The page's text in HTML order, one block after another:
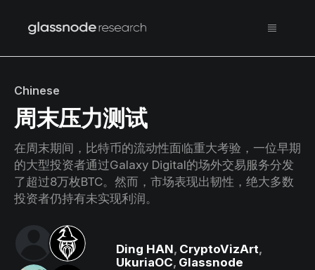
Chinese
周末压力测试
在周末期间，比特币的流动性面临重大考验，一位早期
的大型投资者通过Galaxy Digital的场外交易服务分发
了超过8万枚BTC。然而，市场表现出韧性，绝大多数
投资者仍持有未实现利润。
Ding HAN, CryptoVizArt,
UkuriaOC, Glassnode